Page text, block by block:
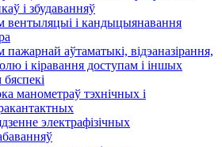
і збудаванняў
вентыляцыі і кандыцыянавання
пажарнай аўтаматыкі, відэаназірання,
і кіравання доступам і іншых
бяспекі
манометраў тэхнічных і
электрафізічных